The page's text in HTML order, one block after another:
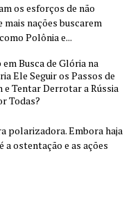
os esforços de não
nações buscarem
Polônia e...
Busca de Glória na
Ele Seguir os Passos de
e Tentar Derrotar a Rússia
Todas?
polarizadora. Embora haja
a ostentação e as ações